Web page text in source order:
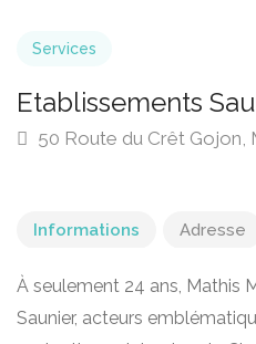
Services
Etablissements
50 Route du Crêt Gojon,
Informations Adresse
À seulement 24 ans, Mathis
Saunier, acteurs